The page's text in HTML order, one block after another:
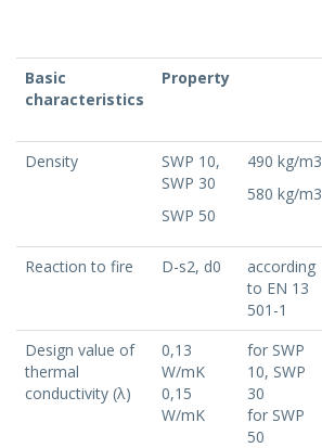
Basic
characteristics
Property
Density
SWP 10,
SWP 30
SWP 50
490 kg/m3
580 kg/m3
Reaction to fire D-s2, d0
according
to EN 13
501-1
Design value of
thermal
conductivity (λ)
0,13
W/mK
0,15
W/mK
for SWP
10, SWP
30
for SWP
50